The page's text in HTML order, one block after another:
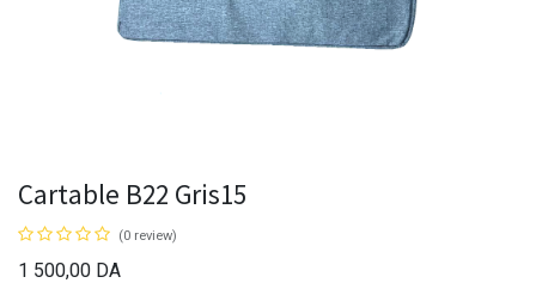
Cartable B22 Gris15
(0 review)
1 500,00 DA